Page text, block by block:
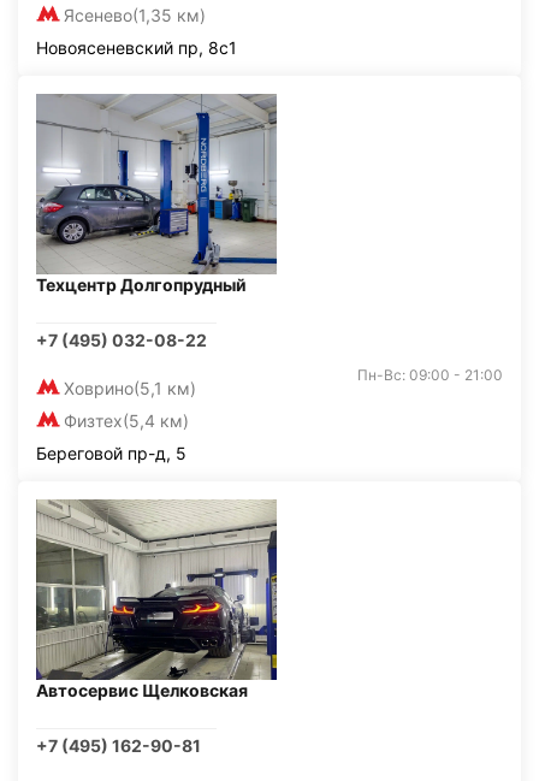
Ясенево(1,35 км)
Новоясеневский пр, 8с1
Техцентр Долгопрудный
+7 (495) 032-08-22
Ховрино(5,1 км)
Физтех(5,4 км)
Пн-Вс: 09:00 - 21:00
Береговой пр-д, 5
Автосервис Щелковская
+7 (495) 162-90-81